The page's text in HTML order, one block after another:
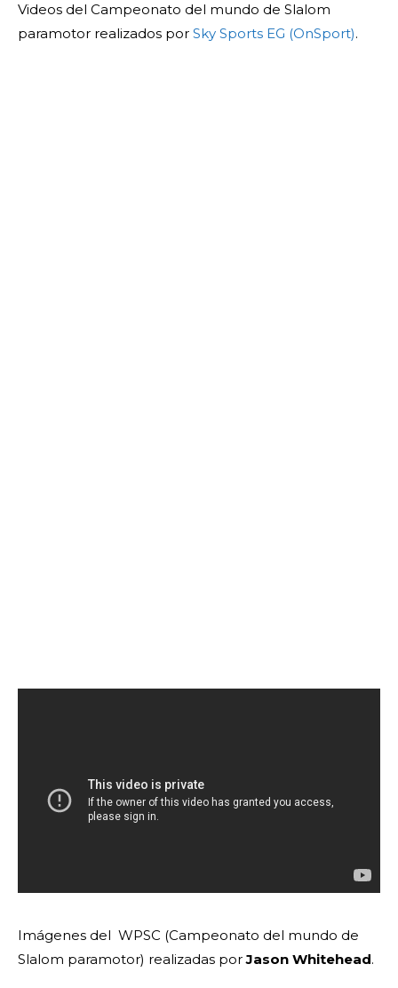
Videos del Campeonato del mundo de Slalom
paramotor realizados por Sky Sports EG (OnSport).
Imágenes del WPSC (Campeonato del mundo de
Slalom paramotor) realizadas porJason Whitehead.